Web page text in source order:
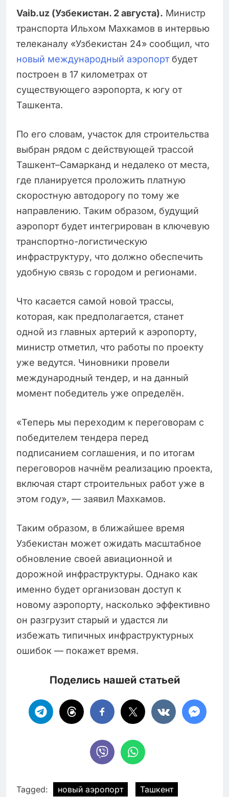
Vaib.uz (Узбекистан. 2 августа). Министр
транспорта Ильхом Махкамов в интервью
телеканалу «Узбекистан 24» сообщил, что
новый международный аэропортбудет
построен в 17 километрах от
существующего аэропорта, к югу от
Ташкента.
По его словам, участок для строительства
выбран рядом с действующей трассой
Ташкент–Самарканд и недалеко от места,
где планируется проложить платную
скоростную автодорогу по тому же
направлению. Таким образом, будущий
аэропорт будет интегрирован в ключевую
транспортно-логистическую
инфраструктуру, что должно обеспечить
удобную связь с городом и регионами.
Что касается самой новой трассы,
которая, как предполагается, станет
одной из главных артерий к аэропорту,
министр отметил, что работы по проекту
уже ведутся. Чиновники провели
международный тендер, и на данный
момент победитель уже определён.
«Теперь мы переходим к переговорам с
победителем тендера перед
подписанием соглашения, и по итогам
переговоров начнём реализацию проекта,
включая старт строительных работ уже в
этом году», — заявил Махкамов.
Таким образом, в ближайшее время
Узбекистан может ожидать масштабное
обновление своей авиационной и
дорожной инфраструктуры. Однако как
именно будет организован доступ к
новому аэропорту, насколько эффективно
он разгрузит старый и удастся ли
избежать типичных инфраструктурных
ошибок — покажет время.
Поделись нашей статьей
Tagged: новый аэропорт Ташкент